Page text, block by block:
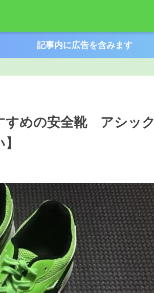
記事内に広告を含みます
すめの安全靴 アシック